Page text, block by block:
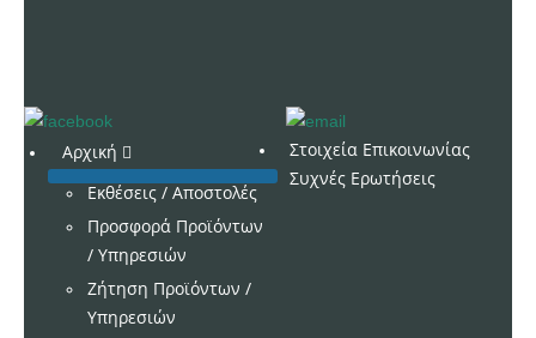
Αρχική
Εκθέσεις / Αποστολές
Προσφορά Προϊόντων
/ Υπηρεσιών
Ζήτηση Προϊόντων /
Υπηρεσιών
Στοιχεία Επικοινωνίας
Συχνές Ερωτήσεις